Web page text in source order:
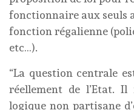
fonctionnaire aux seuls
fonction régalienne
etc…).
“La question centrale
réellement de l’Etat.
logique non partisane